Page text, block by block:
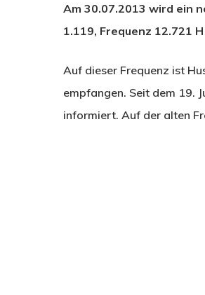
Am 30.07.2013 wird ein
1.119, Frequenz 12.721
Auf dieser Frequenz ist
empfangen. Seit dem 19.
informiert. Auf der alten